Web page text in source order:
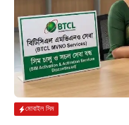
মোবাইল সিম